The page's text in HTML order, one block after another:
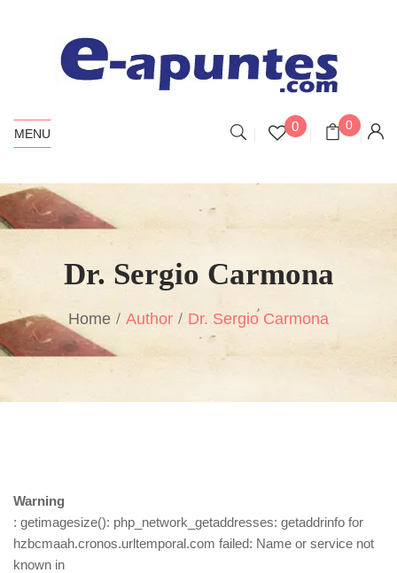
MENU 0 0
Dr. Sergio Carmona
Home Author Dr. Sergio Carmona
Warning
: getimagesize(): php_network_getaddresses: getaddrinfo for
hzbcmaah.cronos.urltemporal.com failed: Name or service not
known in